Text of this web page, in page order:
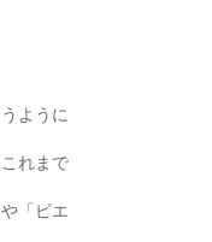
ように
れまで
「ピエ